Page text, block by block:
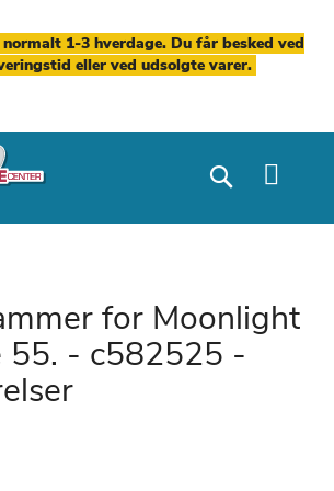
1-3 hverdage. Du får besked ved
eller ved udsolgte varer.
Search
for Moonlight
55. - c582525 -